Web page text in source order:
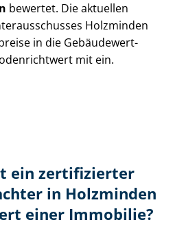
bewertet. Die aktuellen
Holzminden
in die Ge­bäu­de­wert­
mit ein.
ein zertifizierter
in Holzminden
einer Immobilie?